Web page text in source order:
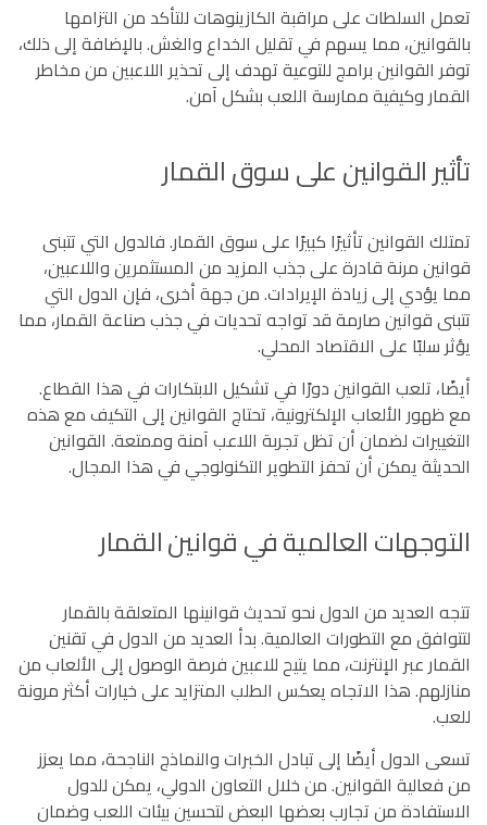
تعمل السلطات على مراقبة الكازينوهات للتأكد من التزامها
بالقوانين، مما يسهم في تقليل الخداع والغش. بالإضافة إلى ذلك،
توفر القوانين برامج للتوعية تهدف إلى تحذير اللاعبين من مخاطر
القمار وكيفية ممارسة اللعب بشكل آمن.
تأثير القوانين على سوق القمار
تمتلك القوانين تأثيرًا كبيرًا على سوق القمار. فالدول التي تتبنى
قوانين مرنة قادرة على جذب المزيد من المستثمرين واللاعبين،
مما يؤدي إلى زيادة الإيرادات. من جهة أخرى، فإن الدول التي
تتبنى قوانين صارمة قد تواجه تحديات في جذب صناعة القمار، مما
يؤثر سلبًا على الاقتصاد المحلي.
أيضًا، تلعب القوانين دورًا في تشكيل الابتكارات في هذا القطاع.
مع ظهور الألعاب الإلكترونية، تحتاج القوانين إلى التكيف مع هذه
التغييرات لضمان أن تظل تجربة اللاعب آمنة وممتعة. القوانين
الحديثة يمكن أن تحفز التطوير التكنولوجي في هذا المجال.
التوجهات العالمية في قوانين القمار
تتجه العديد من الدول نحو تحديث قوانينها المتعلقة بالقمار
لتتوافق مع التطورات العالمية. بدأ العديد من الدول في تقنين
القمار عبر الإنترنت، مما يتيح للاعبين فرصة الوصول إلى الألعاب من
منازلهم. هذا الاتجاه يعكس الطلب المتزايد على خيارات أكثر مرونة
للعب.
تسعى الدول أيضًا إلى تبادل الخبرات والنماذج الناجحة، مما يعزز
من فعالية القوانين. من خلال التعاون الدولي، يمكن للدول
الاستفادة من تجارب بعضها البعض لتحسين بيئات اللعب وضمان